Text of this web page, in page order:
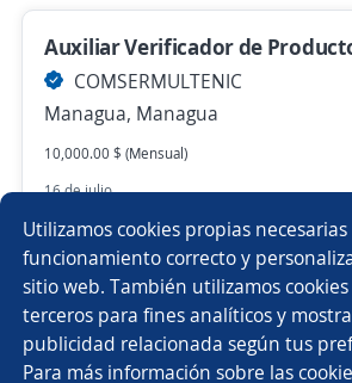
Utilizamos cookies propias
funcionamiento correcto y
sitio web. También utilizamos
terceros para fines analíticos y
publicidad relacionada según tus
Para más información sobre las
Auxiliar Verificador de
COMSERMULTENIC
Managua, Managua
10,000.00 $ (Mensual)
16 de julio
Despachador de Almacen
COMSERMULTENIC
Managua, Managua